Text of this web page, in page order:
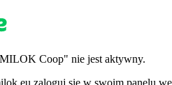
Coop" nie jest aktywny.
zaloguj się w swoim panelu